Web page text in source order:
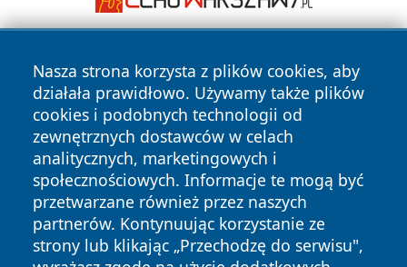
Nasza strona korzysta z plików cookies, aby
działała prawidłowo. Używamy także plików
cookies i podobnych technologii od
zewnętrznych dostawców w celach
analitycznych, marketingowych i
społecznościowych. Informacje te mogą być
przetwarzane również przez naszych
partnerów. Kontynuując korzystanie ze
strony lub klikając „Przechodzę do serwisu",
Copyright © 2026 tuzamosc.pl Wszystkie prawa zastrzeżone.
News Autorzy
Polityka
Prywatności
Polityka
Cookies